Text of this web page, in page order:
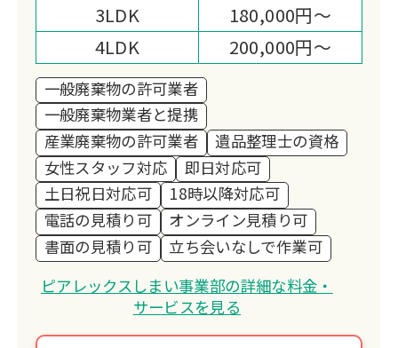
3LDK
180,000円～
4LDK
200,000円～
一般廃棄物の許可業者
一般廃棄物業者と提携
産業廃棄物の許可業者
遺品整理士の資格
女性スタッフ対応
即日対応可
土日祝日対応可
18時以降対応可
電話の見積り可
オンライン見積り可
書面の見積り可
立ち会いなしで作業可
ピアレックスしまい事業部の詳細な料金・
サービスを見る